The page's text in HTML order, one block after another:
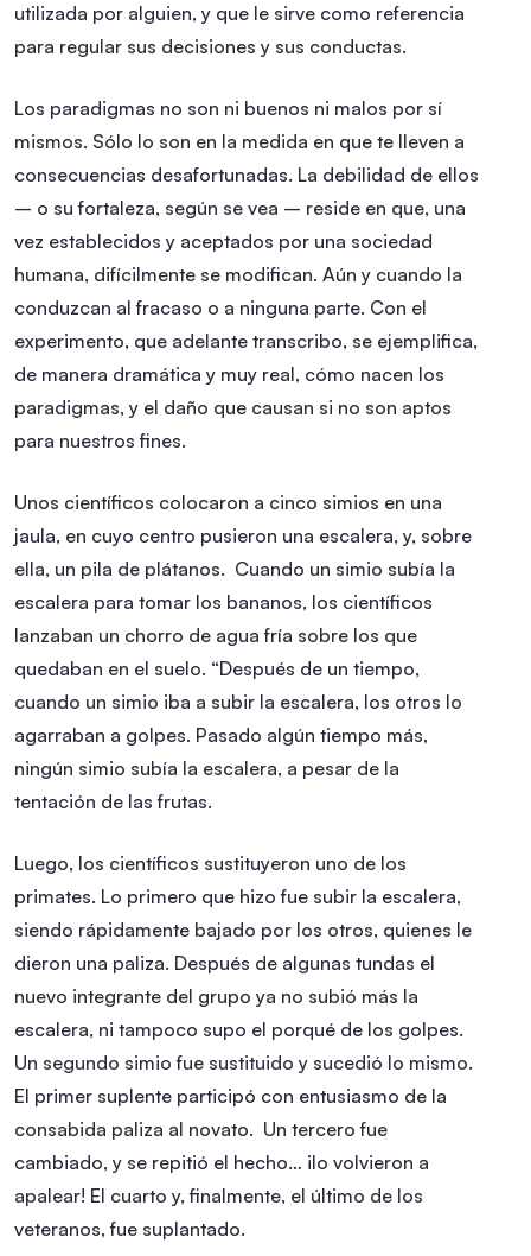
utilizada por alguien, y que le sirve como referencia
para regular sus decisiones y sus conductas.
Los paradigmas no son ni buenos ni malos por sí
mismos. Sólo lo son en la medida en que te lleven a
consecuencias desafortunadas. La debilidad de ellos
– o su fortaleza, según se vea – reside en que, una
vez establecidos y aceptados por una sociedad
humana, difícilmente se modifican. Aún y cuando la
conduzcan al fracaso o a ninguna parte. Con el
experimento, que adelante transcribo, se ejemplifica,
de manera dramática y muy real, cómo nacen los
paradigmas, y el daño que causan si no son aptos
para nuestros fines.
Unos científicos colocaron a cinco simios en una
jaula, en cuyo centro pusieron una escalera, y, sobre
ella, un pila de plátanos. Cuando un simio subía la
escalera para tomar los bananos, los científicos
lanzaban un chorro de agua fría sobre los que
quedaban en el suelo. “Después de un tiempo,
cuando un simio iba a subir la escalera, los otros lo
agarraban a golpes. Pasado algún tiempo más,
ningún simio subía la escalera, a pesar de la
tentación de las frutas.
Luego, los científicos sustituyeron uno de los
primates. Lo primero que hizo fue subir la escalera,
siendo rápidamente bajado por los otros, quienes le
dieron una paliza. Después de algunas tundas el
nuevo integrante del grupo ya no subió más la
escalera, ni tampoco supo el porqué de los golpes.
Un segundo simio fue sustituido y sucedió lo mismo.
El primer suplente participó con entusiasmo de la
consabida paliza al novato. Un tercero fue
cambiado, y se repitió el hecho… ¡lo volvieron a
apalear! El cuarto y, finalmente, el último de los
veteranos, fue suplantado.